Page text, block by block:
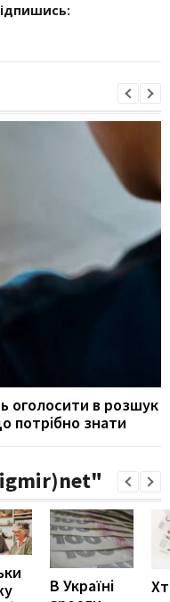
оголосити в розшук
потрібно знати
В Україні